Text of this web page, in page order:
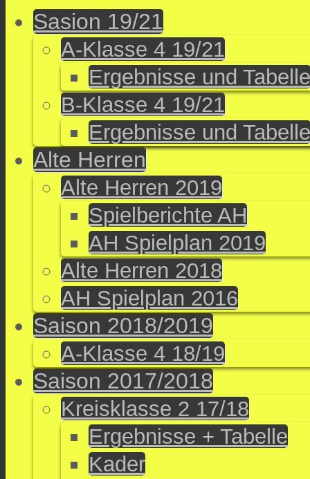
Sasion 19/21
A-Klasse 4 19/21
Ergebnisse und Tabelle
B-Klasse 4 19/21
Ergebnisse und Tabelle
Alte Herren
Alte Herren 2019
Spielberichte AH
AH Spielplan 2019
Alte Herren 2018
AH Spielplan 2016
Saison 2018/2019
A-Klasse 4 18/19
Saison 2017/2018
Kreisklasse 2 17/18
Ergebnisse + Tabelle
Kader